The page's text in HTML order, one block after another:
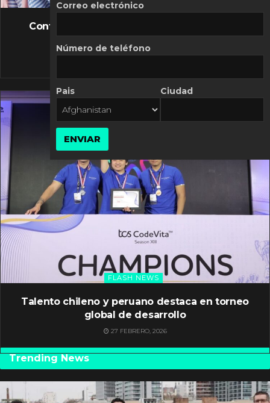
FLASH NEWS
Controversia de Mercado Libre por costos
10 MARZO, 2026
FLASH NEWS
Talento chileno y peruano destaca en torneo
global de desarrollo
27 FEBRERO, 2026
Trending News
Correo electrónico
Número de teléfono
Pais Ciudad
ENVIAR